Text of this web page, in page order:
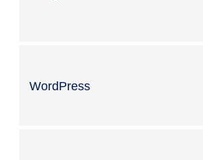
WordPress